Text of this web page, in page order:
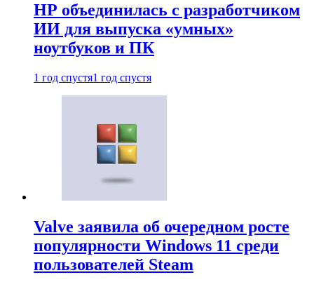
HP объединилась с разработчиком
ИИ для выпуска «умных»
ноутбуков и ПК
1 год спустя1 год спустя
Valve заявила об очередном росте
популярности Windows 11 среди
пользователей Steam